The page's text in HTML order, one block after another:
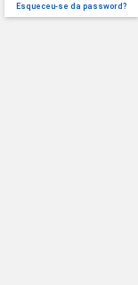
Esqueceu-se da password?